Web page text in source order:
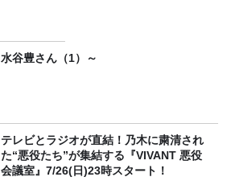
水谷豊さん（1）～
テレビとラジオが直結！乃木に粛清され
た“悪役たち”が集結する『VIVANT 悪役
会議室』7/26(日)23時スタート！